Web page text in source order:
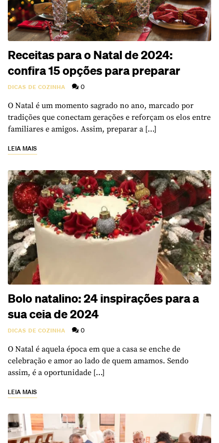
Receitas para o Natal de 2024:
confira 15 opções para preparar
DICAS DE COZINHA 0
O Natal é um momento sagrado no ano, marcado por
tradições que conectam gerações e reforçam os elos entre
familiares e amigos. Assim, preparar a […]
LEIA MAIS
Bolo natalino: 24 inspirações para a
sua ceia de 2024
DICAS DE COZINHA 0
O Natal é aquela época em que a casa se enche de
celebração e amor ao lado de quem amamos. Sendo
assim, é a oportunidade […]
LEIA MAIS